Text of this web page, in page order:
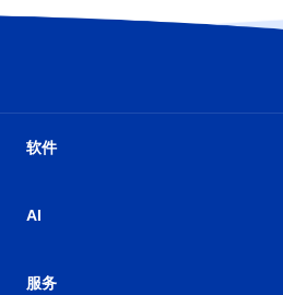
软件
AI
服务